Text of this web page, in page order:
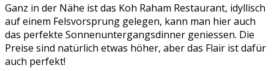
Ganz in der Nähe ist das Koh Raham Restaurant, idyllisch
auf einem Felsvorsprung gelegen, kann man hier auch
das perfekte Sonnenuntergangsdinner geniessen. Die
Preise sind natürlich etwas höher, aber das Flair ist dafür
auch perfekt!